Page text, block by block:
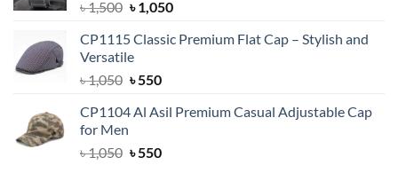
৳1,500 Original
was:
৳ 1,500.
৳1,050Current
is:
CP1115 Classic Premium Flat Cap – Stylish and
Versatile
৳1,050 Original
was:
৳550Current
is:
CP1104 Al Asil Premium Casual Adjustable Cap
for Men
৳1,050 Original
৳550Current